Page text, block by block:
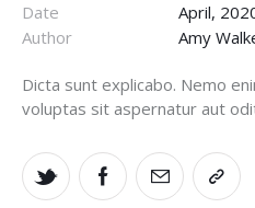
Date
April,
Author
Amy
Dicta sunt explicabo. Nemo
voluptas sit aspernatur aut